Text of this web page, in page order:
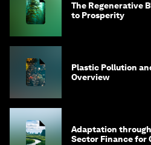
The Regenerative
to Prosperity
Plastic Pollution
Overview
Adaptation
Sector Finance for